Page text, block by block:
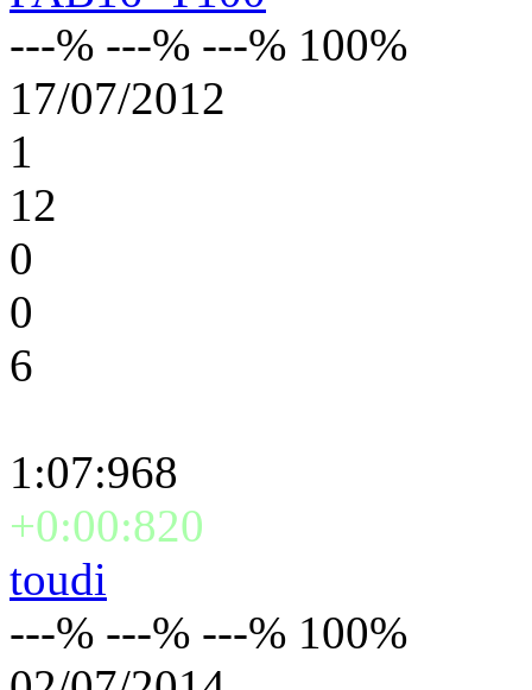
---% ---% ---% 100%
17/07/2012
1
12
0
0
6
1:07:968
+0:00:820
toudi
---% ---% ---% 100%